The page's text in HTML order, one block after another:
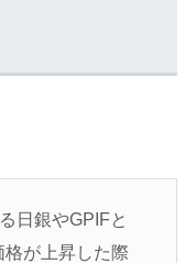
日銀やGPIFと
格が上昇した際